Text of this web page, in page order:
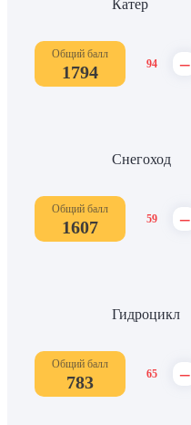
Катер
Общий балл
1794 94 –
Снегоход
Общий балл
1607 59 –
Гидроцикл
Общий балл
783 65 –